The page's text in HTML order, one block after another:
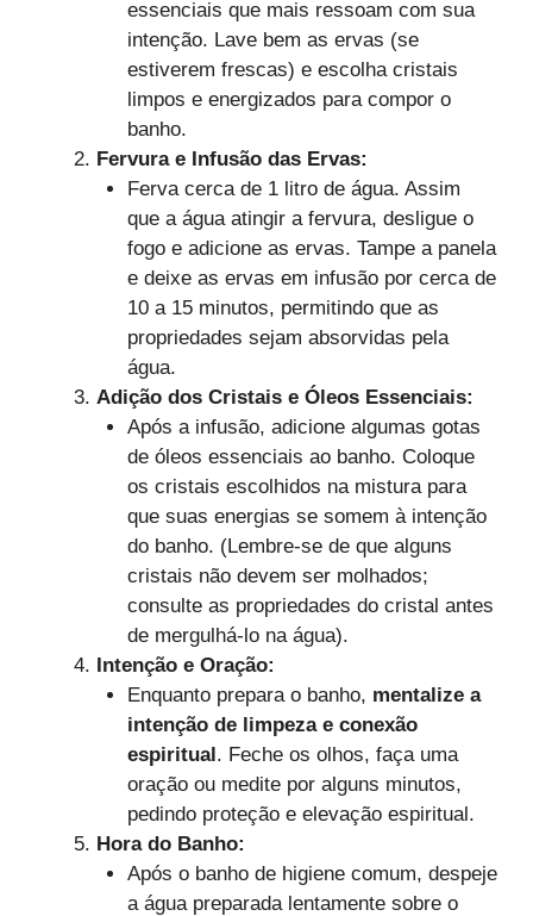
essenciais que mais ressoam com sua
intenção. Lave bem as ervas (se
estiverem frescas) e escolha cristais
limpos e energizados para compor o
banho.
Fervura e Infusão das Ervas:
Ferva cerca de 1 litro de água. Assim
que a água atingir a fervura, desligue o
fogo e adicione as ervas. Tampe a panela
e deixe as ervas em infusão por cerca de
10 a 15 minutos, permitindo que as
propriedades sejam absorvidas pela
água.
Adição dos Cristais e Óleos Essenciais:
Após a infusão, adicione algumas gotas
de óleos essenciais ao banho. Coloque
os cristais escolhidos na mistura para
que suas energias se somem à intenção
do banho. (Lembre-se de que alguns
cristais não devem ser molhados;
consulte as propriedades do cristal antes
de mergulhá-lo na água).
Intenção e Oração:
Enquanto prepara o banho, mentalize a
intenção de limpeza e conexão
espiritual. Feche os olhos, faça uma
oração ou medite por alguns minutos,
pedindo proteção e elevação espiritual.
Hora do Banho:
Após o banho de higiene comum, despeje
a água preparada lentamente sobre o